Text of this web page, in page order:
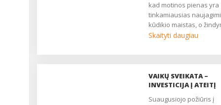
kad motinos pienas yra
tinkamiausias
kūdikio maistas, o
krūtimi turi didelį
evoliucijos laiką
susidariusios grandinės
Skaityti daugiau
VAIKŲ SVEIKATA –
INVESTICIJA Į ATEITĮ
Suaugusiojo požiūris į